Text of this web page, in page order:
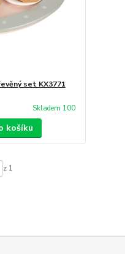
set KX3771
Skladem 100
košíku
z 1